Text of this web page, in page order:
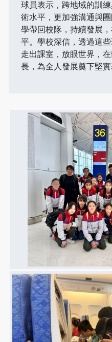
球員表示，跨地域的訓
術水平，更加強溝通與
學帶回校隊，持續發展
平。學校深信，透過這
走出課室，放眼世界，
長，為全人發展奠下堅實